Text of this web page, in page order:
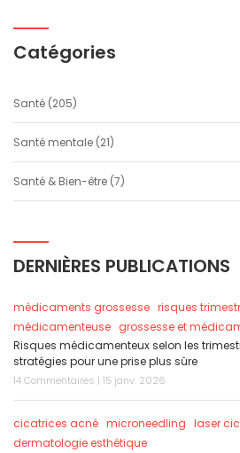
Catégories
Santé (205)
Santé mentale (21)
Santé & Bien-être (7)
DERNIÈRES PUBLICATIONS
médicaments grossesse risques
médicamenteuse grossesse et
Risques médicamenteux selon les
stratégies pour une prise plus sûre
14 Commentaires | 15 janv. 2026
cicatrices acné microneedling laser
dermatologie esthétique